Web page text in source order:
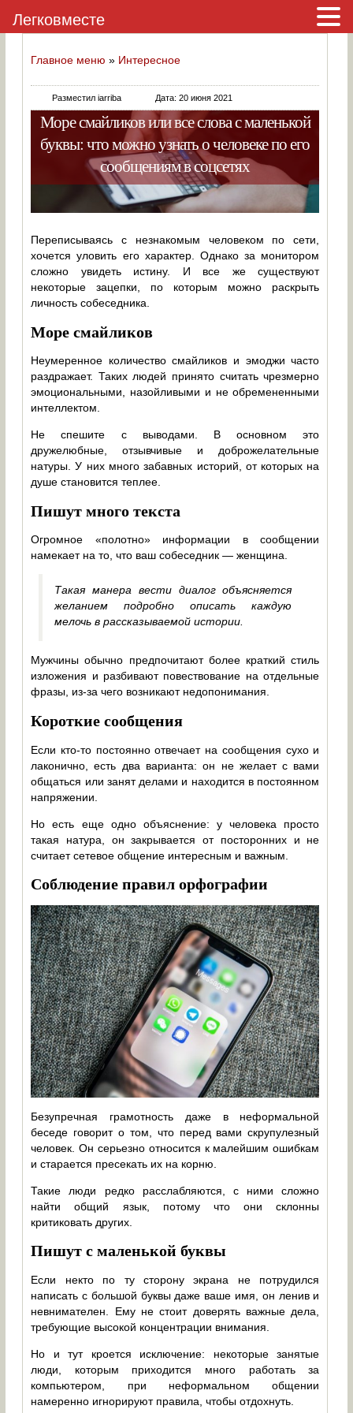
Главное меню » Интересное
Разместил iarriba Дата: 20 июня 2021
Море смайликов или все слова с маленькой
буквы: что можно узнать о человеке по его
сообщениям в соцсетях
Переписываясь с незнакомым человеком по сети,
хочется уловить его характер. Однако за монитором
сложно увидеть истину. И все же существуют
некоторые зацепки, по которым можно раскрыть
личность собеседника.
Море смайликов
Неумеренное количество смайликов и эмоджи часто
раздражает. Таких людей принято считать чрезмерно
эмоциональными, назойливыми и не обремененными
интеллектом.
Не спешите с выводами. В основном это
дружелюбные, отзывчивые и доброжелательные
натуры. У них много забавных историй, от которых на
душе становится теплее.
Пишут много текста
Огромное «полотно» информации в сообщении
намекает на то, что ваш собеседник ― женщина.
Такая манера вести диалог объясняется
желанием подробно описать каждую
мелочь в рассказываемой истории.
Мужчины обычно предпочитают более краткий стиль
изложения и разбивают повествование на отдельные
фразы, из-за чего возникают недопонимания.
Короткие сообщения
Если кто-то постоянно отвечает на сообщения сухо и
лаконично, есть два варианта: он не желает с вами
общаться или занят делами и находится в постоянном
напряжении.
Но есть еще одно объяснение: у человека просто
такая натура, он закрывается от посторонних и не
считает сетевое общение интересным и важным.
Соблюдение правил орфографии
Безупречная грамотность даже в неформальной
беседе говорит о том, что перед вами скрупулезный
человек. Он серьезно относится к малейшим ошибкам
и старается пресекать их на корню.
Такие люди редко расслабляются, с ними сложно
найти общий язык, потому что они склонны
критиковать других.
Пишут с маленькой буквы
Если некто по ту сторону экрана не потрудился
написать с большой буквы даже ваше имя, он ленив и
невнимателен. Ему не стоит доверять важные дела,
требующие высокой концентрации внимания.
Но и тут кроется исключение: некоторые занятые
люди, которым приходится много работать за
компьютером, при неформальном общении
намеренно игнорируют правила, чтобы отдохнуть.
Легковместе